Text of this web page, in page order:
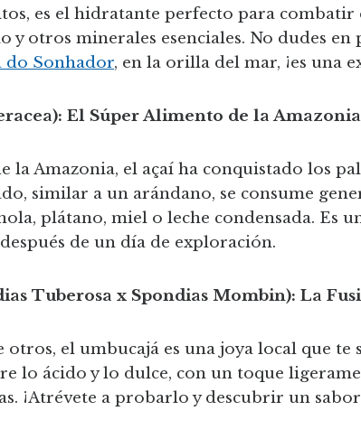
es el hidratante perfecto para combatir
y otros minerales esenciales. No dudes
do Sonhador, en la orilla del mar, ¡es una
El Súper Alimento de la Amazonia
Amazonia, el açaí ha conquistado los
similar a un arándano, se consume
plátano, miel o leche condensada. Es
de un día de exploración.
Tuberosa x Spondias Mombin): La
otros, el umbucajá es una joya local que
lo ácido y lo dulce, con un toque
¡Atrévete a probarlo y descubrir un